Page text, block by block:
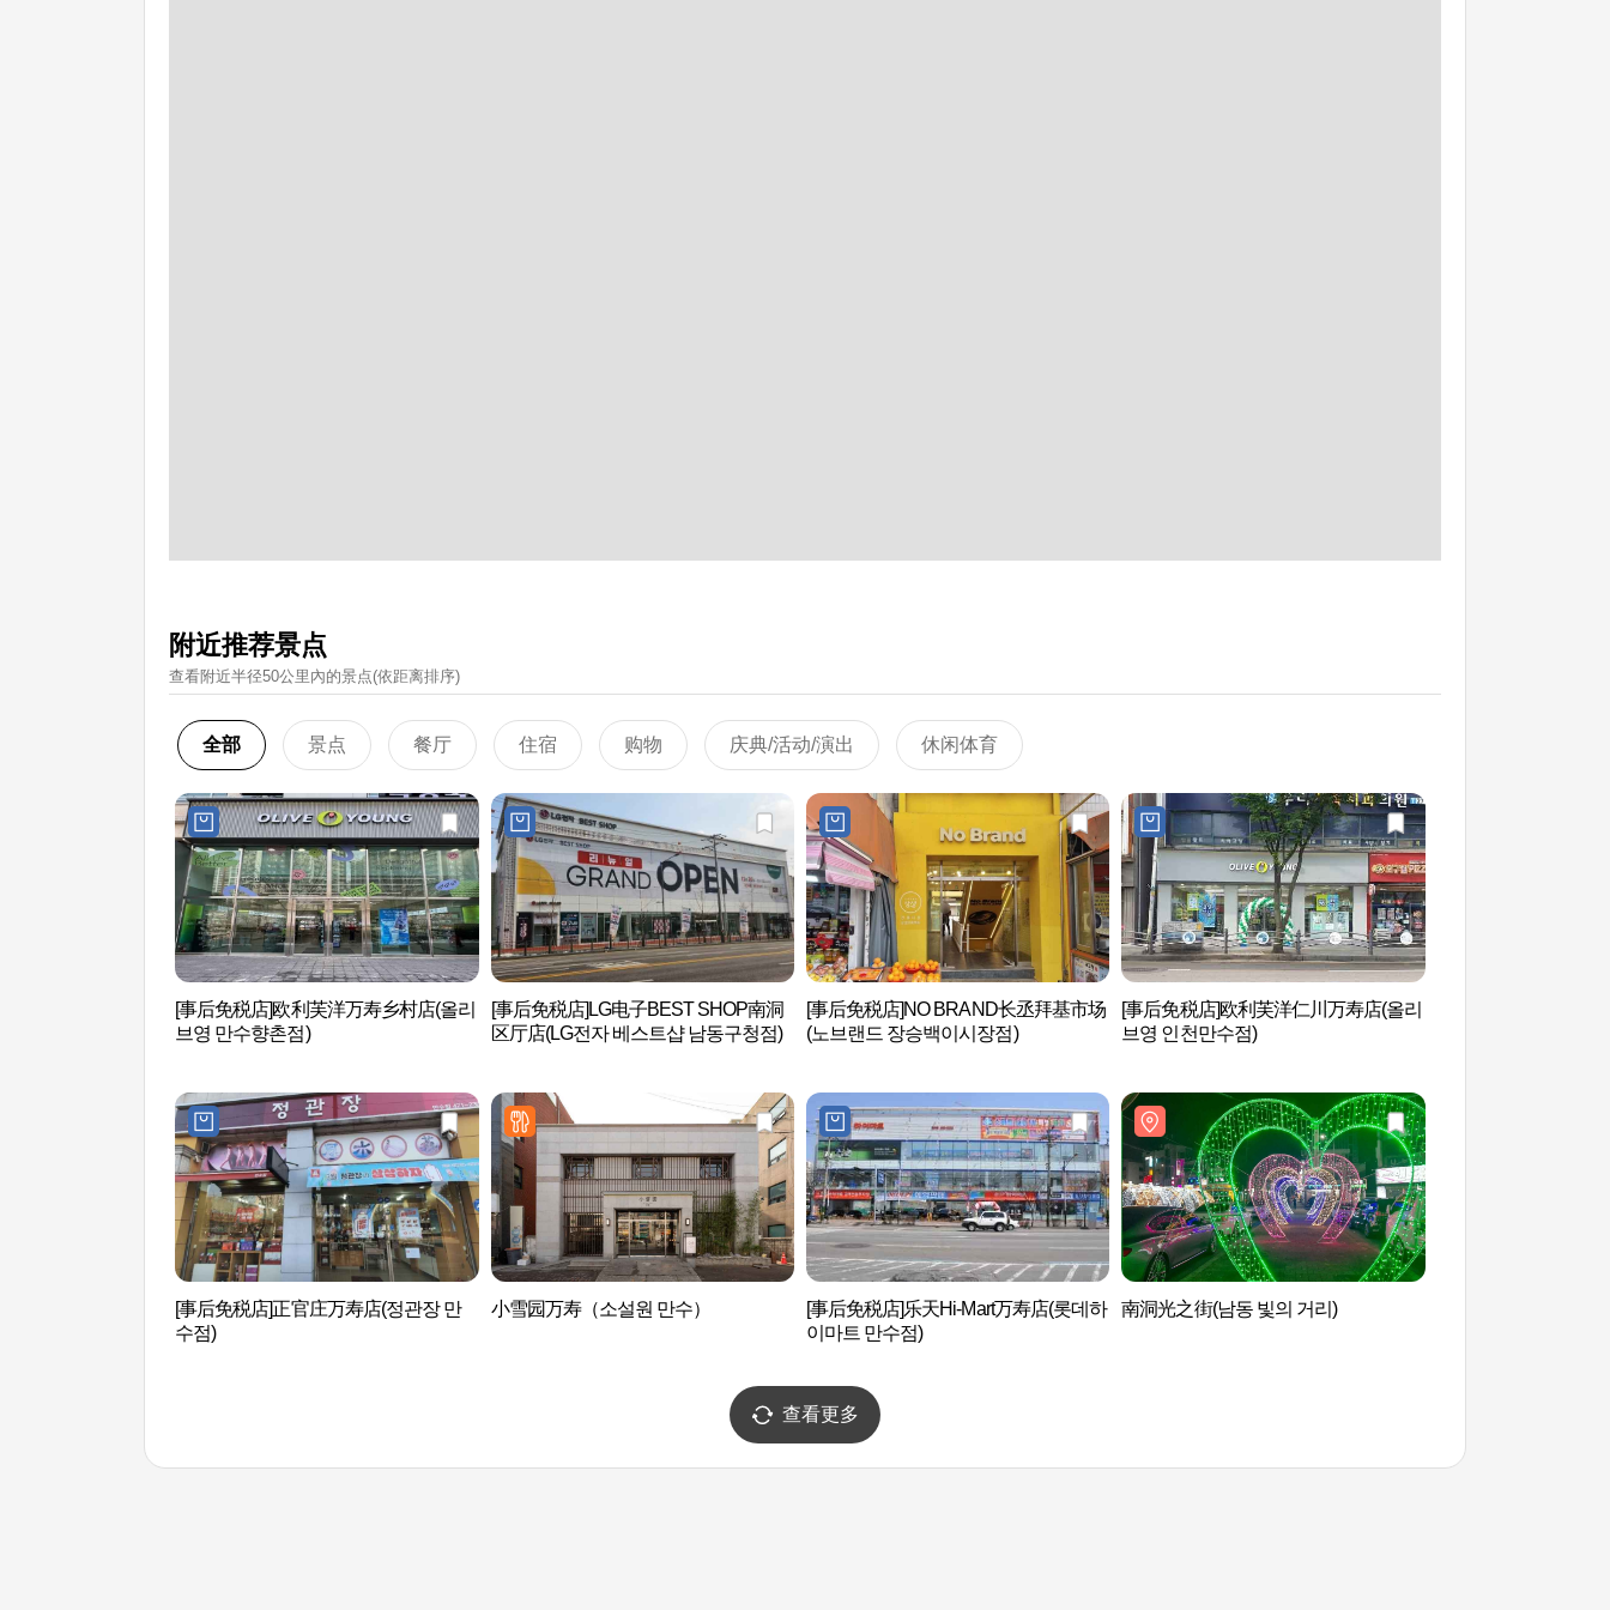
附近推荐景点
查看附近半径50公里內的景点(依距离排序)
全部 景点 餐厅 住宿 购物 庆典/活动/演出 休闲体育
[事后免税店]欧利芙洋万寿乡村店(올리
브영 만수향촌점)
[事后免税店]LG电子BEST SHOP南洞
区厅店(LG전자 베스트샵 남동구청점)
[事后免税店]NO BRAND长丞拜基市场
(노브랜드 장승백이시장점)
[事后免税店]欧利芙洋仁川万寿店(올리
브영 인천만수점)
[事后免税店]正官庄万寿店(정관장 만
수점)
小雪园万寿（소설원 만수）
[事后免税店]乐天Hi-Mart万寿店(롯데하
이마트 만수점)
南洞光之街(남동 빛의 거리)
查看更多